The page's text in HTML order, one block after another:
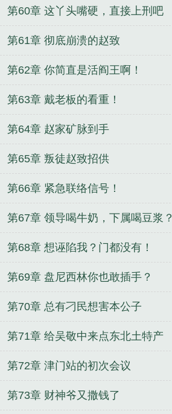
第60章 这丫头嘴硬，直接上刑吧
第61章 彻底崩溃的赵致
第62章 你简直是活阎王啊！
第63章 戴老板的看重！
第64章 赵家矿脉到手
第65章 叛徒赵致招供
第66章 紧急联络信号！
第67章 领导喝牛奶，下属喝豆浆？
第68章 想诬陷我？门都没有！
第69章 盘尼西林你也敢插手？
第70章 总有刁民想害本公子
第71章 给吴敬中来点东北土特产
第72章 津门站的初次会议
第73章 财神爷又撒钱了